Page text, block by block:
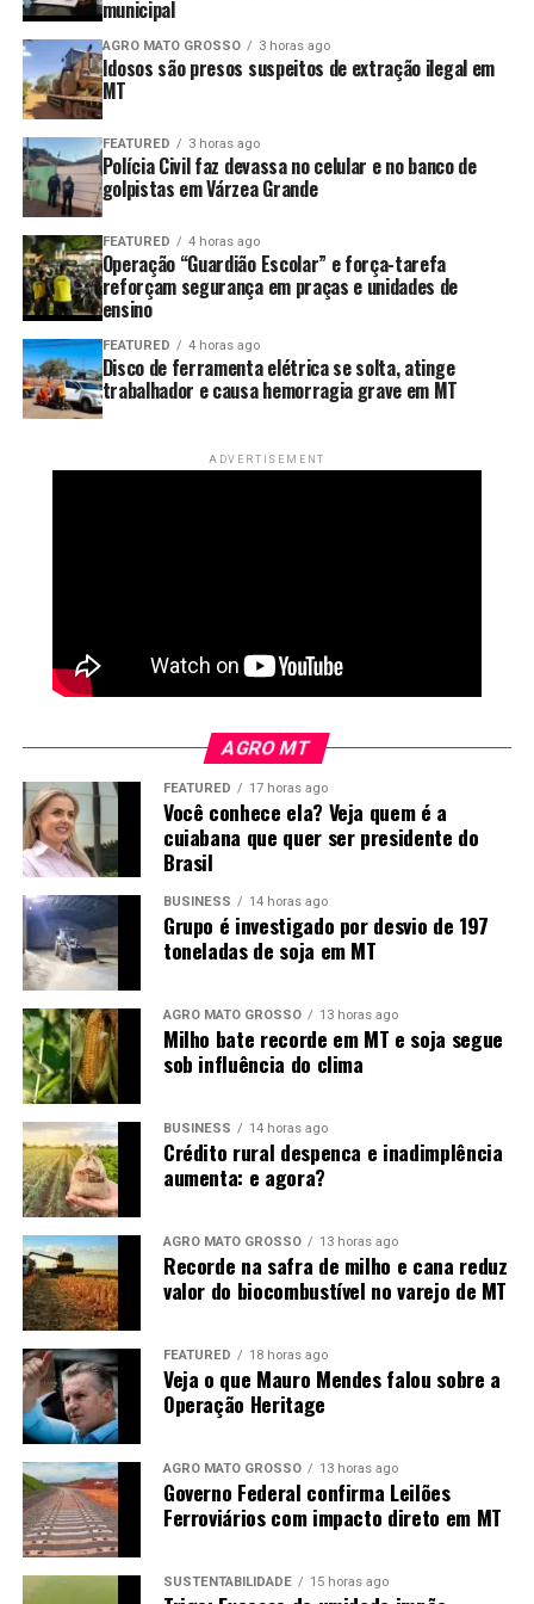
apenas pelo aumento da produção agrícola. Ela também
foi resultado de umaforma de produzir que buscou
conservar o solo desde os primeiros anos de
ocupaçãoda região.
Plantio direto,cobertura permanente do
soloerotação de culturasfazem parte da rotina da
maioria dos produtores de Boa Esperança, conforme
apurado pela reportagem. Além de reduzir a erosão,
preservar a umidade e melhorar a fertilidade da terra,
essas técnicas ajudam a garantir uma produção mais
estável, mesmo diante de extremos climáticos.
Para o pesquisador da Embrapa Agrossilvipastoril,
Spera, que há 35 anos estuda o manejo de solos
determinantes para a expansão da agricultura no norte
somente beneficiam a
natureza, mas garantem a
sustentabilidade da
agricultura. Sem essa
tecnologia, o Nortão ainda
seria uma enorme
pastagem com pouco
gado e baixa
produtividade. Sem essa
agricultura viável e
sustentável, o
crescimento das cidades
seria restringido”,
ressaltou.
Oficializado após a emancipação, o Sindicato Rural
representa um setor que cresceu junto com Boa
Esperança do Norte. Para o presidente da entidade,
resultado da forma como a agricultura foi conduzida ao
longo das últimas décadas.
“Hoje o produtor entende
que cuidar do solo é
garantir o futuro da
própria atividade. O
municipal
AGRO MATO GROSSO 3 horas ago
Idosos são presos suspeitos de extração ilegal em
MT
FEATURED 3 horas ago
Polícia Civil faz devassa no celular e no banco de
golpistas em Várzea Grande
FEATURED 4 horas ago
Operação “Guardião Escolar” e força-tarefa
reforçam segurança em praças e unidades de
ensino
FEATURED 4 horas ago
Disco de ferramenta elétrica se solta, atinge
trabalhador e causa hemorragia grave em MT
ADVERTISEMENT
AGRO MT
FEATURED 17 horas ago
Você conhece ela? Veja quem é a
cuiabana que quer ser presidente do
Brasil
BUSINESS 14 horas ago
Grupo é investigado por desvio de 197
toneladas de soja em MT
AGRO MATO GROSSO 13 horas ago
Milho bate recorde em MT e soja segue
sob influência do clima
BUSINESS 14 horas ago
Crédito rural despenca e inadimplência
aumenta: e agora?
AGRO MATO GROSSO 13 horas ago
Recorde na safra de milho e cana reduz
valor do biocombustível no varejo de MT
FEATURED 18 horas ago
Veja o que Mauro Mendes falou sobre a
Operação Heritage
AGRO MATO GROSSO 13 horas ago
Governo Federal confirma Leilões
Ferroviários com impacto direto em MT
SUSTENTABILIDADE 15 horas ago